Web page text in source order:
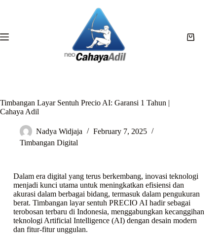
Timbangan Layar Sentuh Precio AI: Garansi 1 Tahun |
Cahaya Adil
Nadya Widjaja
February 7, 2025
Timbangan Digital
Dalam era digital yang terus berkembang, inovasi teknologi
menjadi kunci utama untuk meningkatkan efisiensi dan
akurasi dalam berbagai bidang, termasuk dalam pengukuran
berat. Timbangan layar sentuh PRECIO AI hadir sebagai
terobosan terbaru di Indonesia, menggabungkan kecanggihan
teknologi Artificial Intelligence (AI) dengan desain modern
dan fitur-fitur unggulan.